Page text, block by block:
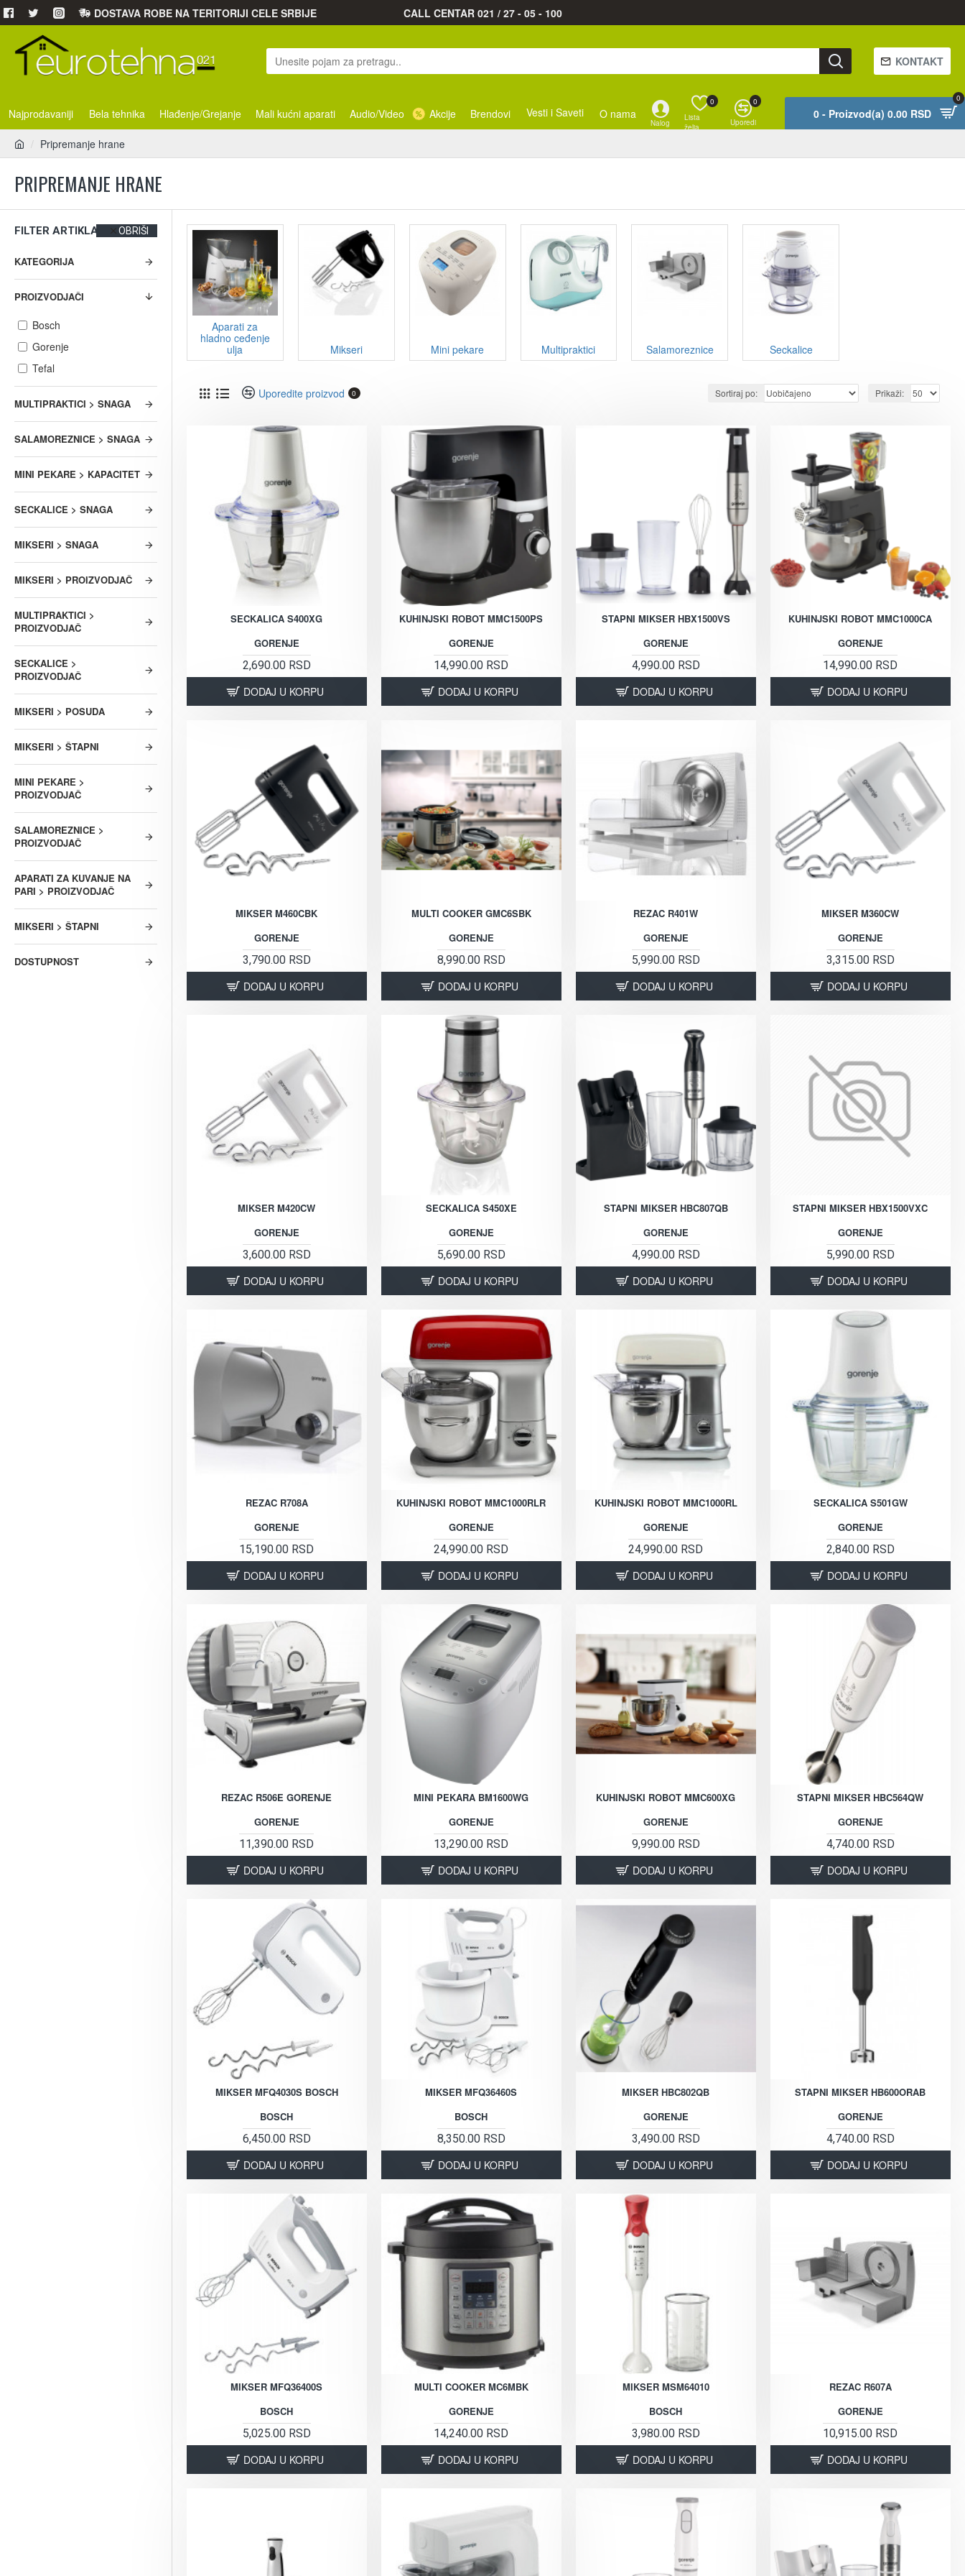
DOSTAVA ROBE NA TERITORIJI CELE SRBIJE CALL CENTAR 021 / 27 - 05 - 100
KONTAKT
Najprodavaniji Bela tehnika Hlađenje/Grejanje Mali kućni aparati Audio/Video Akcije Brendovi Vesti i Saveti O nama
Nalog
Lista
želja
0
Uporedi
0
0 - Proizvod(a) 0.00 RSD
0
Pripremanje hrane
PRIPREMANJE HRANE
FILTER ARTIKLA OBRIŠI
KATEGORIJA
PROIZVODJAČI
Bosch
Gorenje
Tefal
MULTIPRAKTICI > SNAGA
SALAMOREZNICE > SNAGA
MINI PEKARE > KAPACITET
SECKALICE > SNAGA
MIKSERI > SNAGA
MIKSERI > PROIZVODJAČ
MULTIPRAKTICI >
PROIZVODJAČ
SECKALICE >
PROIZVODJAČ
MIKSERI > POSUDA
MIKSERI > ŠTAPNI
MINI PEKARE >
PROIZVODJAČ
SALAMOREZNICE >
PROIZVODJAČ
APARATI ZA KUVANJE NA
PARI > PROIZVODJAČ
MIKSERI > ŠTAPNI
DOSTUPNOST
Aparati za
hladno ceđenje
ulja
Mikseri Mini pekare Multipraktici Salamoreznice Seckalice
Uporedite proizvod 0 Sortiraj po: Prikaži:
SECKALICA S400XG
GORENJE
2,690.00 RSD
DODAJ U KORPU
KUHINJSKI ROBOT MMC1500PS
GORENJE
14,990.00 RSD
DODAJ U KORPU
STAPNI MIKSER HBX1500VS
GORENJE
4,990.00 RSD
DODAJ U KORPU
KUHINJSKI ROBOT MMC1000CA
GORENJE
14,990.00 RSD
DODAJ U KORPU
MIKSER M460CBK
GORENJE
3,790.00 RSD
DODAJ U KORPU
MULTI COOKER GMC6SBK
GORENJE
8,990.00 RSD
DODAJ U KORPU
REZAC R401W
GORENJE
5,990.00 RSD
DODAJ U KORPU
MIKSER M360CW
GORENJE
3,315.00 RSD
DODAJ U KORPU
MIKSER M420CW
GORENJE
3,600.00 RSD
DODAJ U KORPU
SECKALICA S450XE
GORENJE
5,690.00 RSD
DODAJ U KORPU
STAPNI MIKSER HBC807QB
GORENJE
4,990.00 RSD
DODAJ U KORPU
STAPNI MIKSER HBX1500VXC
GORENJE
5,990.00 RSD
DODAJ U KORPU
REZAC R708A
GORENJE
15,190.00 RSD
DODAJ U KORPU
KUHINJSKI ROBOT MMC1000RLR
GORENJE
24,990.00 RSD
DODAJ U KORPU
KUHINJSKI ROBOT MMC1000RL
GORENJE
24,990.00 RSD
DODAJ U KORPU
SECKALICA S501GW
GORENJE
2,840.00 RSD
DODAJ U KORPU
REZAC R506E GORENJE
GORENJE
11,390.00 RSD
DODAJ U KORPU
MINI PEKARA BM1600WG
GORENJE
13,290.00 RSD
DODAJ U KORPU
KUHINJSKI ROBOT MMC600XG
GORENJE
9,990.00 RSD
DODAJ U KORPU
STAPNI MIKSER HBC564QW
GORENJE
4,740.00 RSD
DODAJ U KORPU
MIKSER MFQ4030S BOSCH
BOSCH
6,450.00 RSD
DODAJ U KORPU
MIKSER MFQ36460S
BOSCH
8,350.00 RSD
DODAJ U KORPU
MIKSER HBC802QB
GORENJE
3,490.00 RSD
DODAJ U KORPU
STAPNI MIKSER HB600ORAB
GORENJE
4,740.00 RSD
DODAJ U KORPU
MIKSER MFQ36400S
BOSCH
5,025.00 RSD
DODAJ U KORPU
MULTI COOKER MC6MBK
GORENJE
14,240.00 RSD
DODAJ U KORPU
MIKSER MSM64010
BOSCH
3,980.00 RSD
DODAJ U KORPU
REZAC R607A
GORENJE
10,915.00 RSD
DODAJ U KORPU